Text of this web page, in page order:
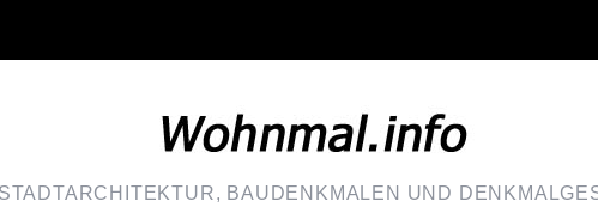
BAUDENKMALEN UND